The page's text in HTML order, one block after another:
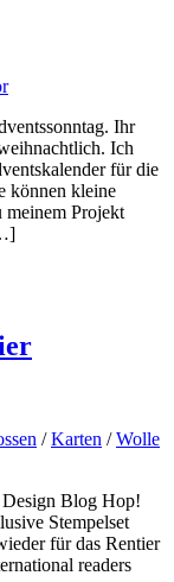
Ihr
Ich
für die
können kleine
Projekt
/ Karten / Wolle
Blog Hop!
Stempelset
für das Rentier
readers